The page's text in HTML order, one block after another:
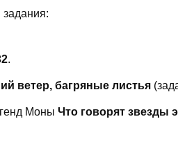
задания:
.
ветер, багряные листья
Моны Что говорят звезды